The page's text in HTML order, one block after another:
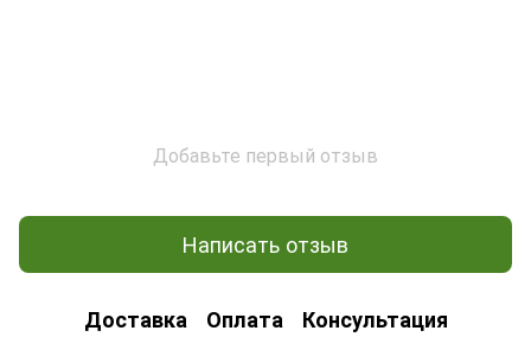
Добавьте первый отзыв
Написать отзыв
Доставка Оплата Консультация